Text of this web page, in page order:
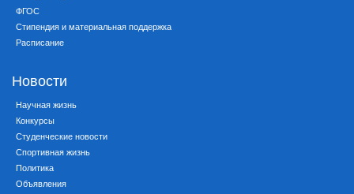
ФГОС
Стипендия и материальная поддержка
Расписание
Новости
Научная жизнь
Конкурсы
Студенческие новости
Спортивная жизнь
Политика
Объявления